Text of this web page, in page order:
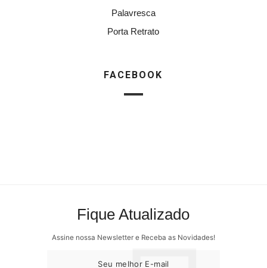
Palavresca
Porta Retrato
FACEBOOK
Fique Atualizado
Assine nossa Newsletter e Receba as Novidades!